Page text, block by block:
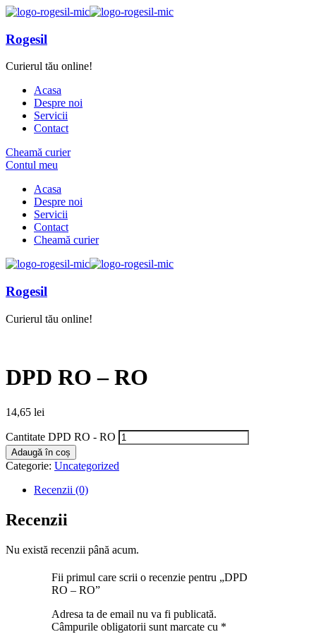
Rogesil
Curierul tău online!
Acasa
Despre noi
Servicii
Contact
Cheamă curier
Contul meu
Acasa
Despre noi
Servicii
Contact
Cheamă curier
Rogesil
Curierul tău online!
DPD RO – RO
14,65 lei
Cantitate DPD RO - RO
Adaugă în coș
Categorie: Uncategorized
Recenzii (0)
Recenzii
Nu există recenzii până acum.
Fii primul care scrii o recenzie pentru „DPD
RO – RO”
Adresa ta de email nu va fi publicată.
Câmpurile obligatorii sunt marcate cu *